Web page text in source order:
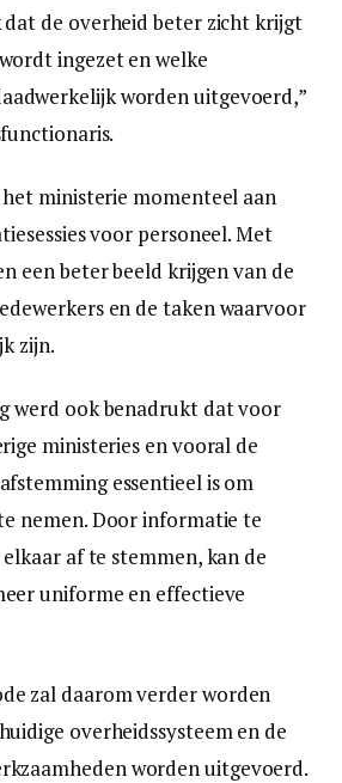
de overheid beter zicht krijgt
ingezet en welke
worden uitgevoerd,”
ministerie momenteel aan
voor personeel. Met
een beter beeld krijgen van de
en de taken waarvoor
zijn.
werd ook benadrukt dat voor
ministeries en vooral de
essentieel is om
nemen. Door informatie te
af te stemmen, kan de
uniforme en effectieve
zal daarom verder worden
overheidssysteem en de
worden uitgevoerd.